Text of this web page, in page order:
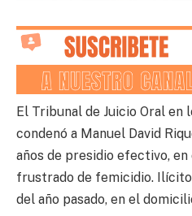
El Tribunal de Juicio Oral en
condenó a Manuel David
años de presidio efectivo,
frustrado de femicidio.
del año pasado, en el